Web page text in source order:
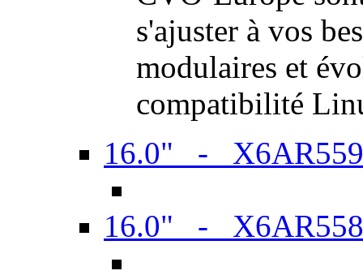
s'ajuster à vos
modulaires et
compatibilité
16.0" -
16.0" -